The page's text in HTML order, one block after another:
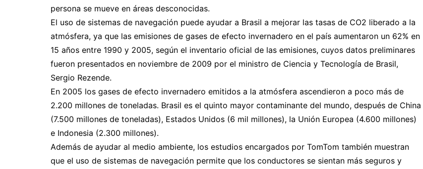
persona se mueve en áreas desconocidas.
El uso de sistemas de navegación puede ayudar a Brasil a mejorar las tasas de CO2 liberado a la
atmósfera, ya que las emisiones de gases de efecto invernadero en el país aumentaron un 62% en
15 años entre 1990 y 2005, según el inventario oficial de las emisiones, cuyos datos preliminares
fueron presentados en noviembre de 2009 por el ministro de Ciencia y Tecnología de Brasil,
Sergio Rezende.
En 2005 los gases de efecto invernadero emitidos a la atmósfera ascendieron a poco más de
2.200 millones de toneladas. Brasil es el quinto mayor contaminante del mundo, después de China
(7.500 millones de toneladas), Estados Unidos (6 mil millones), la Unión Europea (4.600 millones)
e Indonesia (2.300 millones).
Además de ayudar al medio ambiente, los estudios encargados por TomTom también muestran
que el uso de sistemas de navegación permite que los conductores se sientan más seguros y